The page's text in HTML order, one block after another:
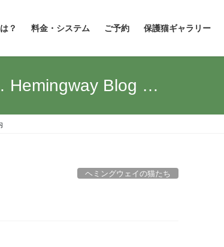
？ 料金・システム ご予約 保護猫ギャラリー
Hemingway Blog …
ヘミングウェイの猫たち